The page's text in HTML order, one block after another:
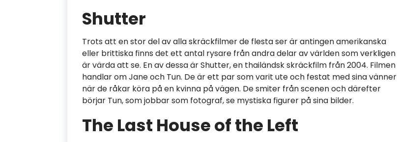
Shutter
Trots att en stor del av alla skräckfilmer de flesta ser är antingen amerikanska
eller brittiska finns det ett antal rysare från andra delar av världen som verkligen
är värda att se. En av dessa är Shutter, en thailändsk skräckfilm från 2004. Filmen
handlar om Jane och Tun. De är ett par som varit ute och festat med sina vänner
när de råkar köra på en kvinna på vägen. De smiter från scenen och därefter
börjar Tun, som jobbar som fotograf, se mystiska figurer på sina bilder.
The Last House of the Left